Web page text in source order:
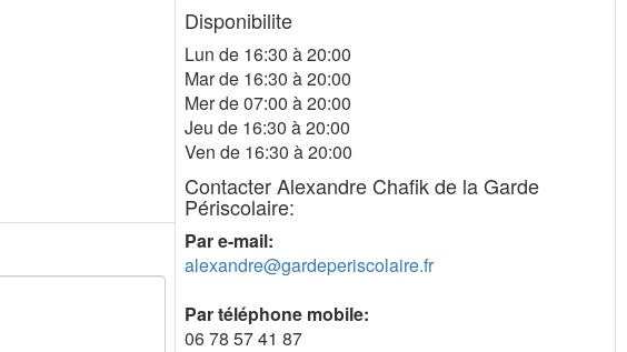
Disponibilite
Lun de 16:30 à 20:00
Mar de 16:30 à 20:00
Mer de 07:00 à 20:00
Jeu de 16:30 à 20:00
Ven de 16:30 à 20:00
Contacter Alexandre Chafik de la Garde
Périscolaire:
Par e-mail:
alexandre@gardeperiscolaire.fr
Par téléphone mobile:
06 78 57 41 87